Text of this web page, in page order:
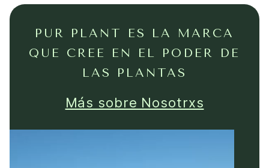
PUR PLANT ES LA MARCA
QUE CREE EN EL PODER DE
LAS PLANTAS
Más sobre Nosotrxs